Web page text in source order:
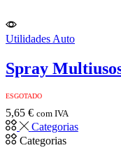
Utilidades Auto
Spray
ESGOTADO
5,65 € com IVA
Categorias
Categorias